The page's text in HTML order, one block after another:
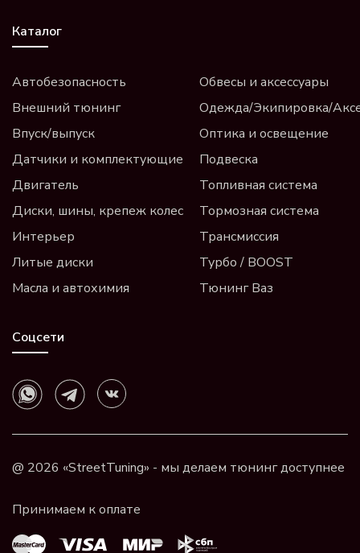
Каталог
Автобезопасность
Внешний тюнинг
Впуск/выпуск
Датчики и комплектующие
Двигатель
Диски, шины, крепеж колес
Интерьер
Литые диски
Масла и автохимия
Обвесы и аксессуары
Одежда/Экипировка/
Оптика и освещение
Подвеска
Топливная система
Тормозная система
Трансмиссия
Турбо / BOOST
Тюнинг Ваз
Соцсети
@ 2026 «StreetTuning» - мы делаем тюнинг доступнее